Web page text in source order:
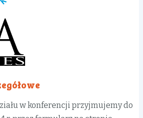
w konferencji przyjmujemy do